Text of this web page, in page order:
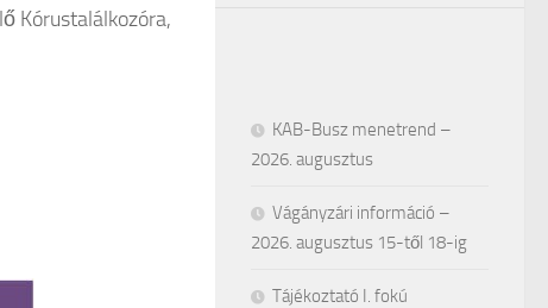
Kórustalálkozóra,
KAB-Busz menetrend –
2026. augusztus
Vágányzári információ –
2026. augusztus 15-től 18-ig
Tájékoztató I. fokú